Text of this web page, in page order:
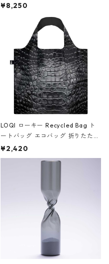
ボストンバッグ ショルダーバッグ
Black ジャン=ミッシェル・バスキ
ア/クラウン ブラック
¥8,250
LOQI ローキー Recycled Bag ト
ートバッグ エコバッグ 折りたたみ
大きめ 撥水加工 収納ポーチ CRO
CODILE/Black クロコダイル/ブラ
¥2,420